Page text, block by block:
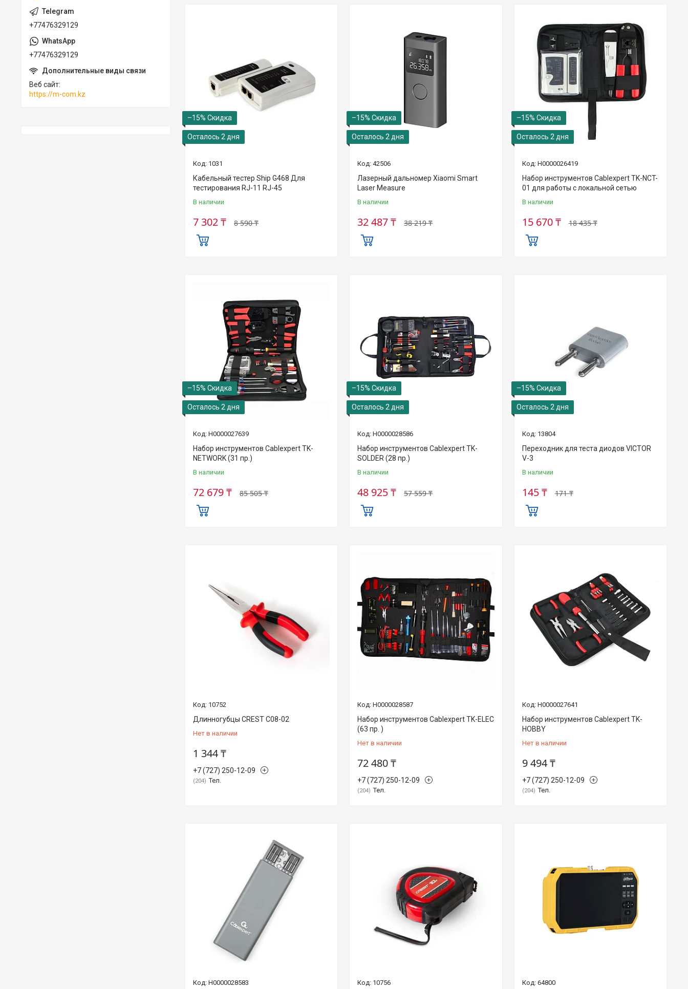
–15%
Осталось 2 дня
1031
Кабельный тестер Ship G468 Для
тестирования RJ-11 RJ-45
В наличии
8 590 ₸
7 302 ₸
–15%
Осталось 2 дня
42506
Лазерный дальномер Xiaomi Smart
Laser Measure
В наличии
38 219 ₸
32 487 ₸
–15%
Осталось 2 дня
Н0000026419
Набор инструментов Cablexpert TK-NCT-
01 для работы с локальной сетью
В наличии
18 435 ₸
15 670 ₸
–15%
Осталось 2 дня
Н0000027639
Набор инструментов Cablexpert TK-
NETWORK (31 пр.)
В наличии
85 505 ₸
72 679 ₸
–15%
Осталось 2 дня
Н0000028586
Набор инструментов Cablexpert TK-
SOLDER (28 пр.)
В наличии
57 559 ₸
48 925 ₸
–15%
Осталось 2 дня
13804
Переходник для теста диодов VICTOR
V-3
В наличии
171 ₸
145 ₸
10752
Длинногубцы CREST С08-02
Нет в наличии
1 344 ₸
+7 (727) 250-12-09
204 Тел.
Н0000028587
Набор инструментов Cablexpert TK-ELEC
(63 пр. )
Нет в наличии
72 480 ₸
+7 (727) 250-12-09
204 Тел.
Н0000027641
Набор инструментов Cablexpert TK-
HOBBY
Нет в наличии
9 494 ₸
+7 (727) 250-12-09
204 Тел.
Н0000028583 10756 64800
+77476329129
+77476329129
Веб сайт
https://m-com.kz